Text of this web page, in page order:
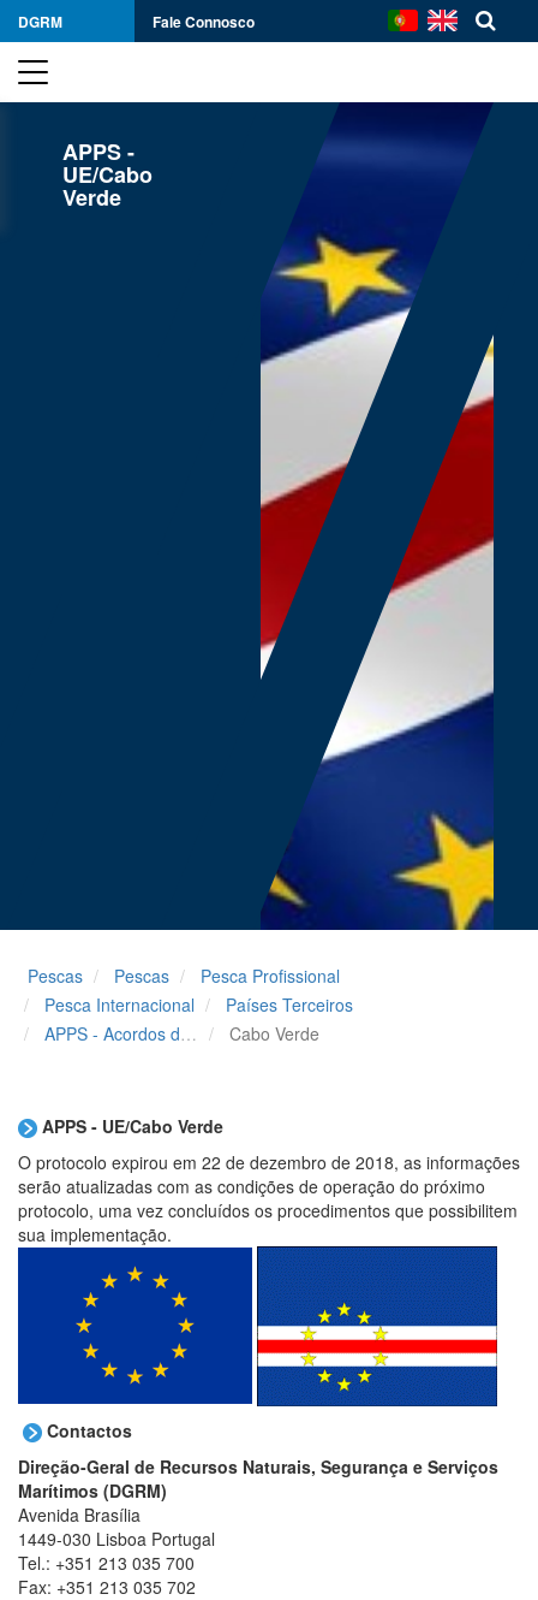
DGRM Fale Connosco
APPS -
UE/Cabo
Verde
Pescas Pescas
Pesca Profissional
Pesca Internacional
Países Terceiros
APPS - Acordos de Parceria no Domínio da Pesca Sustentável
Cabo Verde
APPS - UE/Cabo Verde
O protocolo expirou em 22 de dezembro de 2018, as informações
serão atualizadas com as condições de operação do próximo
protocolo, uma vez concluídos os procedimentos que possibilitem
sua implementação.
Contactos
Direção-Geral de Recursos Naturais, Segurança e Serviços
Marítimos (DGRM)
Avenida Brasília
1449-030 Lisboa Portugal
Tel.: +351 213 035 700
Fax: +351 213 035 702